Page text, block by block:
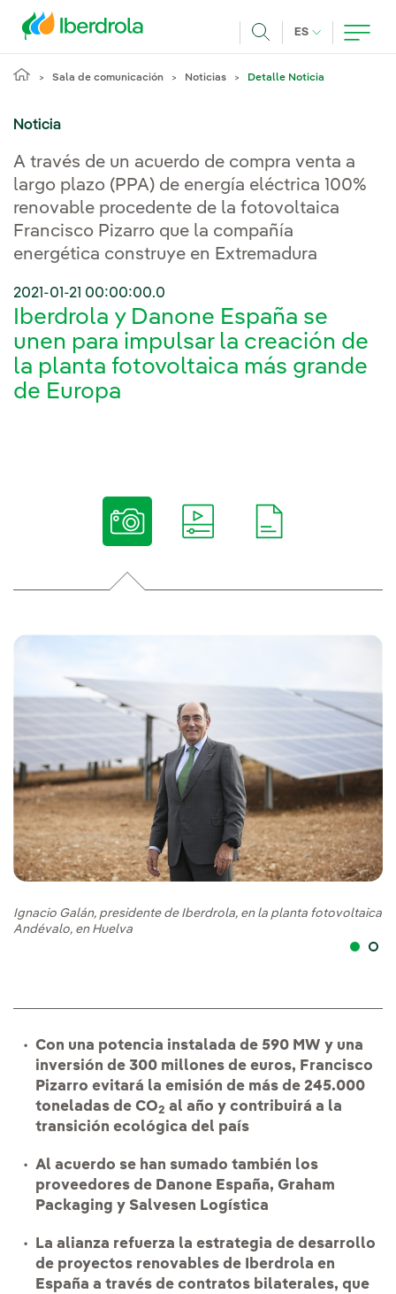
ES IDIOMA
Sala de comunicación Noticias Detalle Noticia
Noticia
A través de un acuerdo de compra venta a
largo plazo (PPA) de energía eléctrica 100%
renovable procedente de la fotovoltaica
Francisco Pizarro que la compañía
energética construye en Extremadura
2021-01-21 00:00:00.0
Iberdrola y Danone España se
unen para impulsar la creación de
la planta fotovoltaica más grande
de Europa
Ignacio Galán, presidente de Iberdrola, en la planta fotovoltaica
Andévalo, en Huelva
Con una potencia instalada de 590 MW y una
inversión de 300 millones de euros, Francisco
Pizarro evitará la emisión de más de 245.000
toneladas de CO2 al año y contribuirá a la
transición ecológica del país
Al acuerdo se han sumado también los
proveedores de Danone España, Graham
Packaging y Salvesen Logística
La alianza refuerza la estrategia de desarrollo
de proyectos renovables de Iberdrola en
España a través de contratos bilaterales, que